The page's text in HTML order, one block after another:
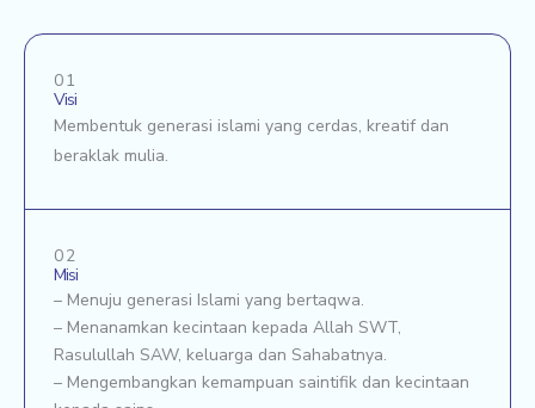
01
Visi
Membentuk generasi islami yang cerdas, kreatif dan
beraklak mulia.
02
Misi
– Menuju generasi Islami yang bertaqwa.
– Menanamkan kecintaan kepada Allah SWT,
Rasulullah SAW, keluarga dan Sahabatnya.
– Mengembangkan kemampuan saintifik dan kecintaan